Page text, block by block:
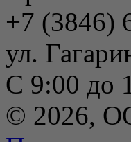
+7 (3846)
ул.
С 9:00 до
© 2026,